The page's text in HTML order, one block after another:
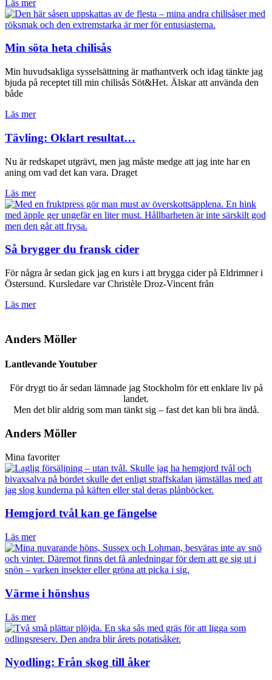
Läs mer
Min söta heta chilisås
Min huvudsakliga sysselsättning är mathantverk och idag tänkte jag
bjuda på receptet till min chilisås Söt&Het. Älskar att använda den
både
Läs mer
Tävling: Oklart resultat…
Nu är redskapet utgrävt, men jag måste medge att jag inte har en
aning om vad det kan vara. Draget
Läs mer
Så brygger du fransk cider
För några år sedan gick jag en kurs i att brygga cider på Eldrimner i
Östersund. Kursledare var Christèle Droz-Vincent från
Läs mer
Anders Möller
Lantlevande Youtuber
För drygt tio år sedan lämnade jag Stockholm för ett enklare liv på
landet.
Men det blir aldrig som man tänkt sig – fast det kan bli bra ändå.
Anders Möller
Mina favoriter
Hemgjord tvål kan ge fängelse
Läs mer
Värme i hönshus
Läs mer
Nyodling: Från skog till åker